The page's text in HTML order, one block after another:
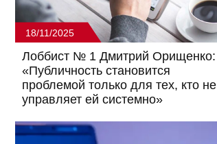
18/11/2025
Лоббист № 1 Дмитрий Орищенко:
«Публичность становится
проблемой только для тех, кто не
управляет ей системно»